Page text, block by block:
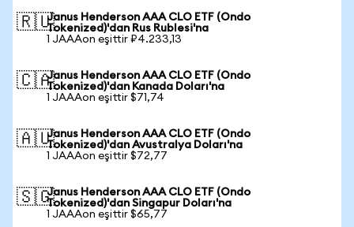
🇷🇺Janus Henderson AAA CLO ETF (Ondo
Tokenized)'dan Rus Rublesi'na
1 JAAAon eşittir ₽4.233,13
🇨🇦Janus Henderson AAA CLO ETF (Ondo
Tokenized)'dan Kanada Doları'na
1 JAAAon eşittir $71,74
🇦🇺Janus Henderson AAA CLO ETF (Ondo
Tokenized)'dan Avustralya Doları'na
1 JAAAon eşittir $72,77
🇸🇬Janus Henderson AAA CLO ETF (Ondo
Tokenized)'dan Singapur Doları'na
1 JAAAon eşittir $65,77